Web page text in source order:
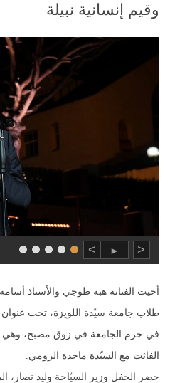
وقيم إنسانية نبيلة
<
►
>
أحيت الفنانة هبة طوجي والأستاذ أسامة
طلاب جامعة سيّدة اللويزة، تحت
في حرم الجامعة في زوق مصبح، وهي
الفائت مع السيّدة ماجدة الرومي.
حضر الحفل وزير السيّاحة وليد نصار،